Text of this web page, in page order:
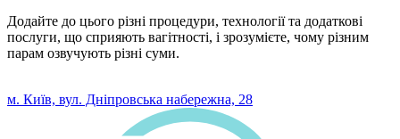
Додайте до цього різні процедури, технології та додаткові
послуги, що сприяють вагітності, і зрозумієте, чому різним
парам озвучують різні суми.
м. Київ, вул. Дніпровська набережна, 28